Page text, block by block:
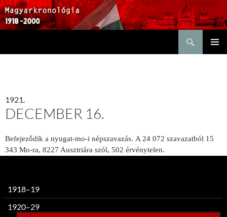
1921.
DECEMBER 16.
Befejeződik a nyugat-mo-i népszavazás. A 24 072 szavazatból 15
343 Mo-ra, 8227 Ausztriá­ra szól, 502 érvénytelen.
1918–19
1920–29